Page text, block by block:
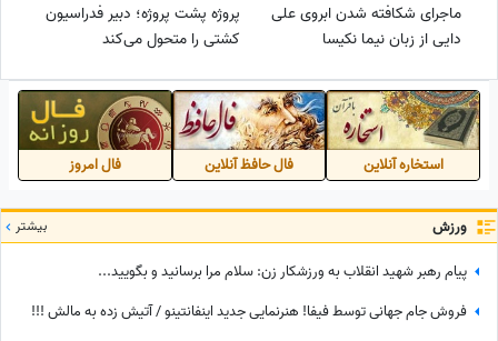
ماجرای شکافته شدن ابروی علی
دایی از زبان نیما نکیسا
پروژه پشت پروژه؛ دبیر فدراسیون
کشتی را متحول می‌کند
استخاره آنلاین فال حافظ آنلاین فال امروز
ورزش بیشتر
پیام رهبر شهید انقلاب به ورزشکار زن: سلام مرا برسانید و بگویید...
فروش جام جهانی توسط فیفا! هنرنمایی جدید اینفانتینو / آتیش زده به مالش !!!